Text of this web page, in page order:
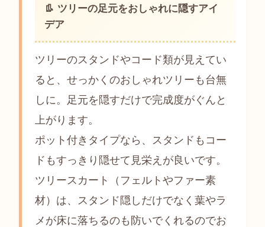
👢 ツリーの足元をおしゃれに隠すアイ
デア
ツリーのスタンドやコード類が見えてい
ると、せっかくのおしゃれツリーも台無
しに。足元を隠すだけで完成度がぐんと
上がります。
ポット付きタイプなら、スタンドもコー
ドもすっきり隠せて見栄えが良いです。
ツリースカート（フェルトやファー素
材）は、スタンド隠しだけでなく葉やラ
メが床に落ちるのも防いでくれるのでお